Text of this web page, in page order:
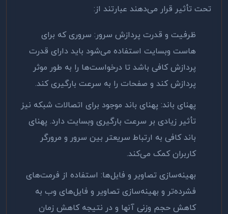
تحت تأثیر قرار می‌دهند عبارتند از:
ظرفیت و قدرت پردازش سرور: سروری که برای
هاست وبسایت استفاده می‌شود باید دارای قدرت
پردازش کافی باشد تا درخواست‌ها را به طور موثر
پردازش کند و صفحات را به سرعت بارگیری کند.
پهنای باند: پهنای باند موجود برای اتصالات شبکه نیز
تأثیر زیادی بر سرعت بارگیری وبسایت دارد. پهنای
باند کافی به ارتباط سریعتر بین سرور و مرورگر
کاربران کمک می‌کند.
بهینه‌سازی تصاویر و فایل‌ها: استفاده از فرمت‌های
فشرده‌تر و بهینه‌سازی تصاویر و فایل‌های وب به
کاهش حجم وزنی آنها و در نتیجه کاهش زمان